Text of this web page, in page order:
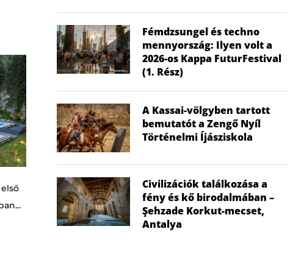
Nem a gyerek tehet róla, mégis ő
húzza...
2026.07.02.
Visszatér a
Fémdzsungel és techno
mennyország: Ilyen volt a
2026-os Kappa FuturFestival
(1. Rész)
A Kassai-völgyben tartott
bemutatót a Zengő Nyíl
Történelmi Íjásziskola
Civilizációk találkozása a
fény és kő birodalmában –
Şehzade Korkut-mecset,
Antalya